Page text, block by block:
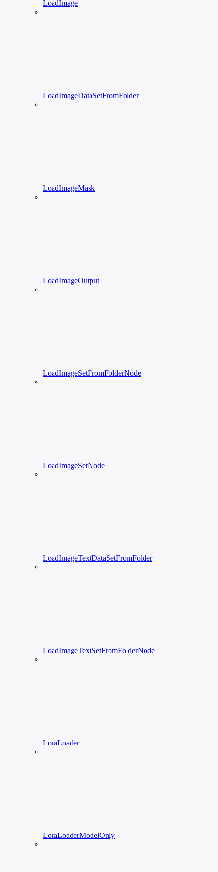
LoadImage
LoadImageDataSetFromFolder
LoadImageMask
LoadImageOutput
LoadImageSetFromFolderNode
LoadImageSetNode
LoadImageTextDataSetFromFolder
LoadImageTextSetFromFolderNode
LoraLoader
LoraLoaderModelOnly